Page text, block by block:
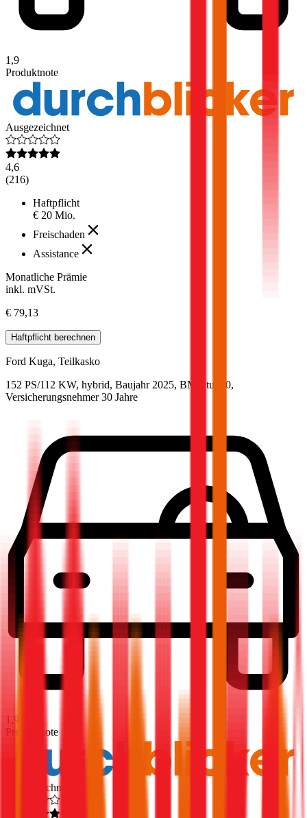
1,9
Produktnote
Ausgezeichnet
4,6
(216)
Haftpflicht
€ 20 Mio.
Freischaden
Assistance
Monatliche Prämie
inkl. mVSt.
€ 79,13
Haftpflicht berechnen
Ford Kuga, Teilkasko
152 PS/112 KW, hybrid, Baujahr 2025, BM-Stufe 0,
Versicherungsnehmer 30 Jahre
1,9
Produktnote
Ausgezeichnet